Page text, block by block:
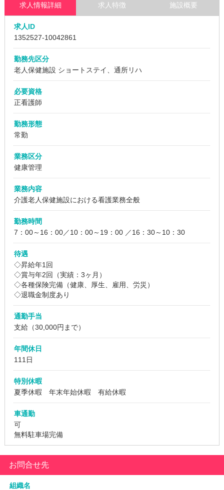
求人情報詳細 求人特徴 施設概要
求人ID
1352527-10042861
勤務先区分
老人保健施設 ショートステイ、通所リハ
必要資格
正看護師
勤務形態
常勤
業務区分
健康管理
業務内容
介護老人保健施設における看護業務全般
勤務時間
7：00～16：00／10：00～19：00 ／16：30～10：30
待遇
◇昇給年1回
◇賞与年2回（実績：3ヶ月）
◇各種保険完備（健康、厚生、雇用、労災）
◇退職金制度あり
通勤手当
支給（30,000円まで）
年間休日
111日
特別休暇
夏季休暇 年末年始休暇 有給休暇
車通勤
可
無料駐車場完備
お問合せ先
組織名